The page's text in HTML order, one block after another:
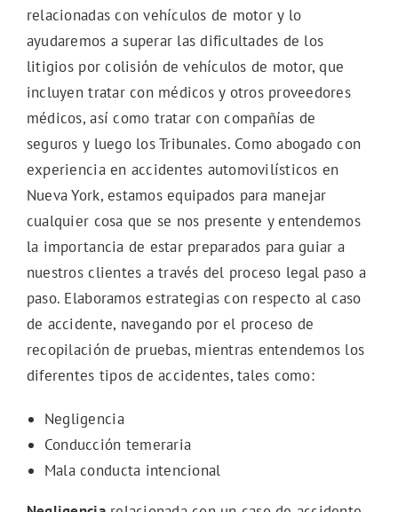
relacionadas con vehículos de motor y lo
ayudaremos a superar las dificultades de los
litigios por colisión de vehículos de motor, que
incluyen tratar con médicos y otros proveedores
médicos, así como tratar con compañías de
seguros y luego los Tribunales. Como abogado con
experiencia en accidentes automovilísticos en
Nueva York, estamos equipados para manejar
cualquier cosa que se nos presente y entendemos
la importancia de estar preparados para guiar a
nuestros clientes a través del proceso legal paso a
paso. Elaboramos estrategias con respecto al caso
de accidente, navegando por el proceso de
recopilación de pruebas, mientras entendemos los
diferentes tipos de accidentes, tales como:
Negligencia
Conducción temeraria
Mala conducta intencional